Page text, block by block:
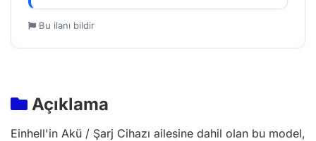
Bu ilanı bildir
Açıklama
Einhell'in Akü / Şarj Cihazı ailesine dahil olan bu model,